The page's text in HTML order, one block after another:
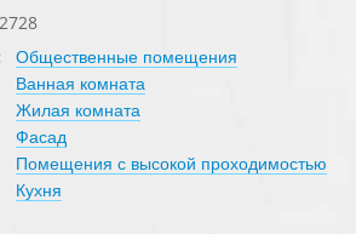
Общественные помещения
Ванная комната
Жилая комната
Фасад
Помещения с высокой проходимостью
Кухня